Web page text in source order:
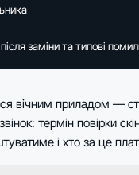
заміни та типові
вічним приладом —
термін повірки
і хто за це